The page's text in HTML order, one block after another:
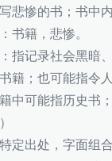
悲惨的书；书中内
书籍，悲惨。
指记录社会黑暗
籍；也可能指令
中可能指历史书
定出处，字面组合